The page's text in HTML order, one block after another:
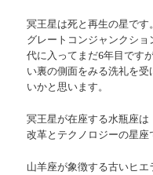
冥王星は死と再生の星です。
グレートコンジャンクシ
代に入ってまだ6年目です
い裏の側面をみる洗礼を
いかと思います。
冥王星が在座する水瓶座は
改革とテクノロジーの星座
山羊座が象徴する古いヒ